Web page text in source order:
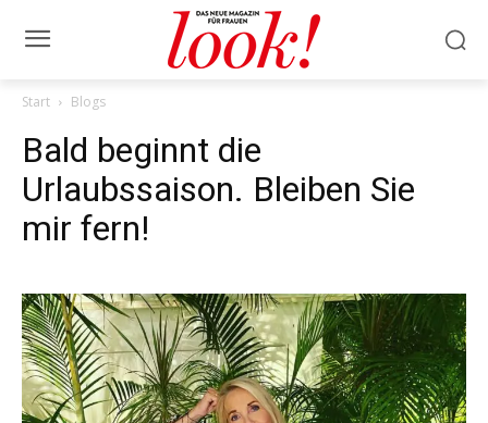
Start Blogs
Bald beginnt die
Urlaubssaison. Bleiben Sie
mir fern!